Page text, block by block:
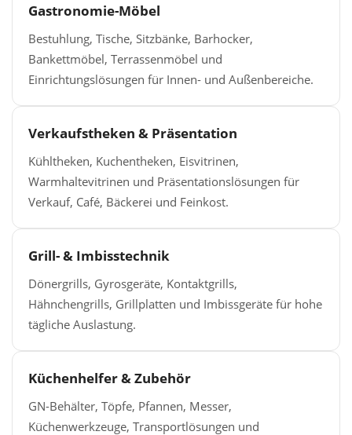
Gastronomie-Möbel
Bestuhlung, Tische, Sitzbänke, Barhocker,
Bankettmöbel, Terrassenmöbel und
Einrichtungslösungen für Innen- und Außenbereiche.
Verkaufstheken & Präsentation
Kühltheken, Kuchentheken, Eisvitrinen,
Warmhaltevitrinen und Präsentationslösungen für
Verkauf, Café, Bäckerei und Feinkost.
Grill- & Imbisstechnik
Dönergrills, Gyrosgeräte, Kontaktgrills,
Hähnchengrills, Grillplatten und Imbissgeräte für hohe
tägliche Auslastung.
Küchenhelfer & Zubehör
GN-Behälter, Töpfe, Pfannen, Messer,
Küchenwerkzeuge, Transportlösungen und